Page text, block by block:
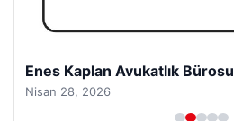
Enes Kaplan Avukatlık Bürosu
Nisan 28, 2026